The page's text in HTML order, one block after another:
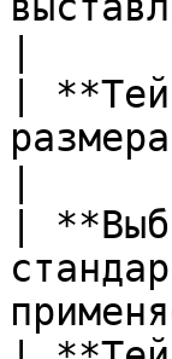
|
|